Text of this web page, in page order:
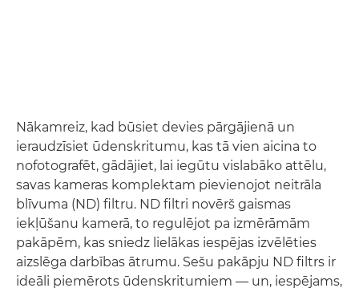
Nākamreiz, kad būsiet devies pārgājienā un
ieraudzīsiet ūdenskritumu, kas tā vien aicina to
nofotografēt, gādājiet, lai iegūtu vislabāko attēlu,
savas kameras komplektam pievienojot neitrāla
blīvuma (ND) filtru. ND filtri novērš gaismas
iekļūšanu kamerā, to regulējot pa izmērāmām
pakāpēm, kas sniedz lielākas iespējas izvēlēties
aizslēga darbības ātrumu. Sešu pakāpju ND filtrs ir
ideāli piemērots ūdenskritumiem — un, iespējams,